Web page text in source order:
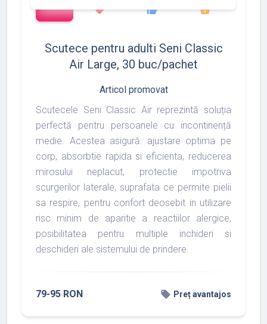
favorite thumb_up shopping_basket
Scutece pentru adulti Seni Classic
Air Large, 30 buc/pachet
Articol promovat
Scutecele Seni Classic Air reprezintă soluția
perfectă pentru persoanele cu incontinență
medie. Acestea asigură: ajustare optima pe
corp, absorbtie rapida si eficienta, reducerea
mirosului neplacut, protectie impotriva
scurgerilor laterale, suprafata ce permite pielii
sa respire, pentru confort deosebit in utilizare
risc minim de aparitie a reactiilor alergice,
posibilitatea pentru multiple inchideri si
deschideri ale sistemului de prindere.
79-95 RON local_offer Preț avantajos